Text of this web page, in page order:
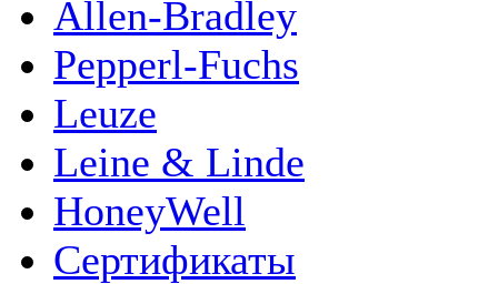
Allen-Bradley
Pepperl-Fuchs
Leuze
Leine & Linde
HoneyWell
Сертификаты